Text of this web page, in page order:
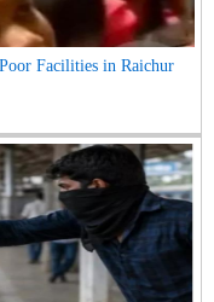
Facilities in Raichur